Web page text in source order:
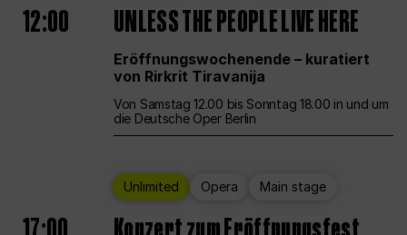
12:00 UNLESS THE PEOPLE LIVE HERE
Eröffnungswochenende – kuratiert
von Rirkrit Tiravanija
Von Samstag 12.00 bis Sonntag 18.00 in und um
die Deutsche Oper Berlin
Unlimited Opera Main stage